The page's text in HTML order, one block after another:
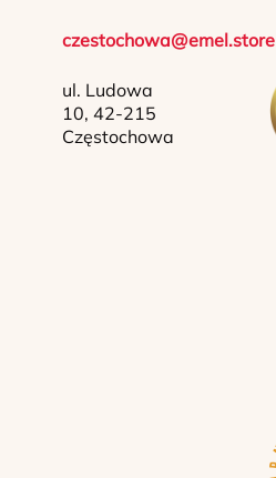
czestochowa@emel.store
ul. Ludowa
10, 42-215
Częstochowa